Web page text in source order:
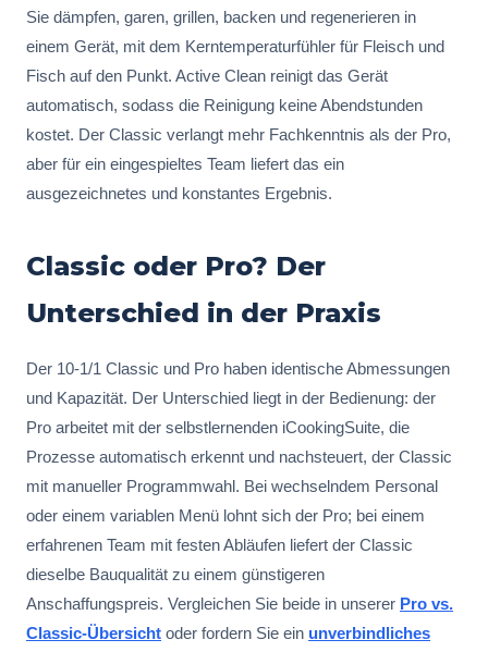
Sie dämpfen, garen, grillen, backen und regenerieren in
einem Gerät, mit dem Kerntemperaturfühler für Fleisch und
Fisch auf den Punkt. Active Clean reinigt das Gerät
automatisch, sodass die Reinigung keine Abendstunden
kostet. Der Classic verlangt mehr Fachkenntnis als der Pro,
aber für ein eingespieltes Team liefert das ein
ausgezeichnetes und konstantes Ergebnis.
Classic oder Pro? Der
Unterschied in der Praxis
Der 10-1/1 Classic und Pro haben identische Abmessungen
und Kapazität. Der Unterschied liegt in der Bedienung: der
Pro arbeitet mit der selbstlernenden iCookingSuite, die
Prozesse automatisch erkennt und nachsteuert, der Classic
mit manueller Programmwahl. Bei wechselndem Personal
oder einem variablen Menü lohnt sich der Pro; bei einem
erfahrenen Team mit festen Abläufen liefert der Classic
dieselbe Bauqualität zu einem günstigeren
Anschaffungspreis. Vergleichen Sie beide in unserer Pro vs.
Classic-Übersicht oder fordern Sie ein unverbindliches